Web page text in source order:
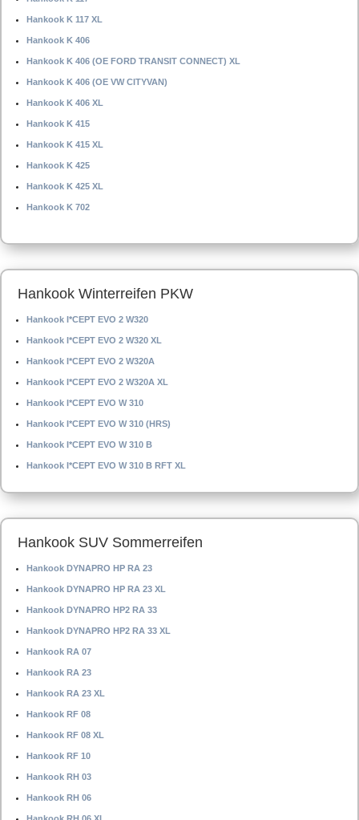
Hankook K 117 XL
Hankook K 406
Hankook K 406 (OE FORD TRANSIT CONNECT) XL
Hankook K 406 (OE VW CITYVAN)
Hankook K 406 XL
Hankook K 415
Hankook K 415 XL
Hankook K 425
Hankook K 425 XL
Hankook K 702
Hankook Winterreifen PKW
Hankook I*CEPT EVO 2 W320
Hankook I*CEPT EVO 2 W320 XL
Hankook I*CEPT EVO 2 W320A
Hankook I*CEPT EVO 2 W320A XL
Hankook I*CEPT EVO W 310
Hankook I*CEPT EVO W 310 (HRS)
Hankook I*CEPT EVO W 310 B
Hankook I*CEPT EVO W 310 B RFT XL
Hankook SUV Sommerreifen
Hankook DYNAPRO HP RA 23
Hankook DYNAPRO HP RA 23 XL
Hankook DYNAPRO HP2 RA 33
Hankook DYNAPRO HP2 RA 33 XL
Hankook RA 07
Hankook RA 23
Hankook RA 23 XL
Hankook RF 08
Hankook RF 08 XL
Hankook RF 10
Hankook RH 03
Hankook RH 06